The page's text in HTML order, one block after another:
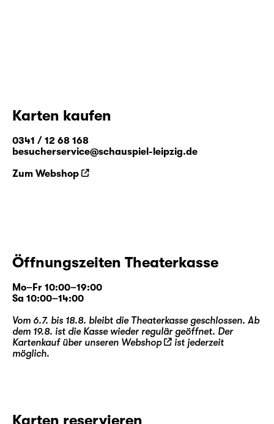
Karten kaufen
0341 / 12 68 168
besucherservice@schauspiel-leipzig.de
Zum Webshop
Öffnungszeiten Theaterkasse
Mo–Fr 10:00–19:00
Sa 10:00–14:00
Vom 6.7. bis 18.8. bleibt die Theaterkasse geschlossen. Ab
dem 19.8. ist die Kasse wieder regulär geöffnet. Der
Kartenkauf über unseren Webshop
ist jederzeit
möglich.
Karten reservieren